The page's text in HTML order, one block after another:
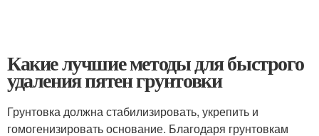
Какие лучшие методы для быстрого
удаления пятен грунтовки
Грунтовка должна стабилизировать, укрепить и
гомогенизировать основание. Благодаря грунтовкам